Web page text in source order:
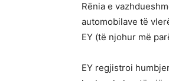
Rënia e
automobilave të
EY (të njohur më
EY regjistroi